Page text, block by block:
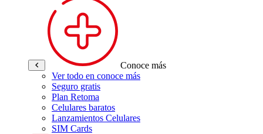
Conoce más
Ver todo en conoce más
Seguro gratis
Plan Retoma
Celulares baratos
Lanzamientos Celulares
SIM Cards